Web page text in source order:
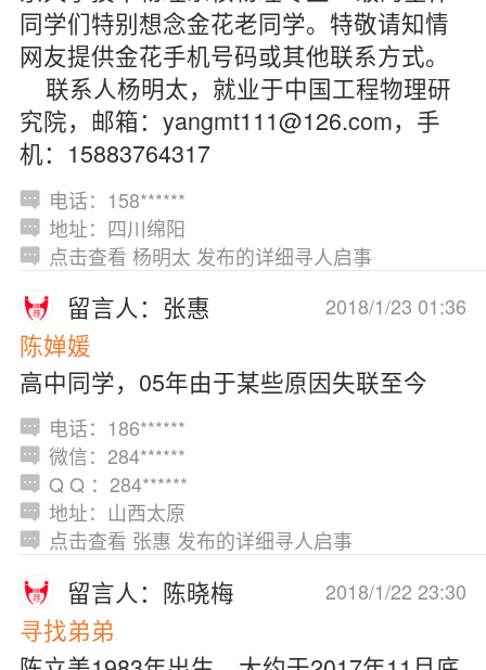
同学们特别想念金花老同学。特敬请知情
网友提供金花手机号码或其他联系方式。
联系人杨明太，就业于中国工程物理研
究院，邮箱：yangmt111@126.com，手
机：15883764317
电话：158******
地址：四川绵阳
点击查看 杨明太 发布的详细寻人启事
2018/1/23 01:36
留言人：张惠
陈婵媛
高中同学，05年由于某些原因失联至今
电话：186******
微信：284******
Q Q ：284******
地址：山西太原
点击查看 张惠 发布的详细寻人启事
2018/1/22 23:30
留言人：陈晓梅
寻找弟弟